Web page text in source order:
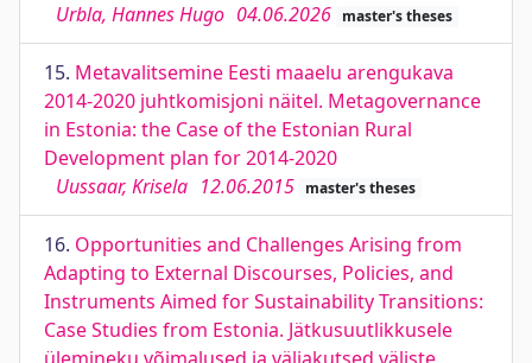
Urbla, Hannes Hugo 04.06.2026 master's theses
15. Metavalitsemine Eesti maaelu arengukava
2014-2020 juhtkomisjoni näitel. Metagovernance
in Estonia: the Case of the Estonian Rural
Development plan for 2014-2020
Uussaar, Krisela 12.06.2015 master's theses
16. Opportunities and Challenges Arising from
Adapting to External Discourses, Policies, and
Instruments Aimed for Sustainability Transitions:
Case Studies from Estonia. Jätkusuutlikkusele